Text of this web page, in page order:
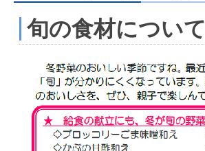
旬の食材について